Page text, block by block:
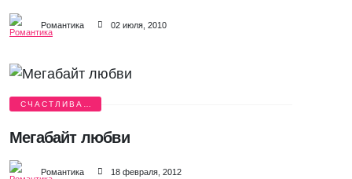
Романтика 02 июля, 2010
СЧАСТЛИВАЯ
Мегабайт любви
Романтика 18 февраля, 2012